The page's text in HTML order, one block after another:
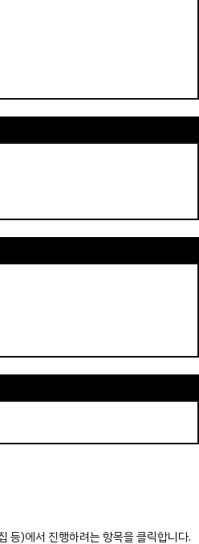
)에서 진행하려는 항목을 클릭합니다.